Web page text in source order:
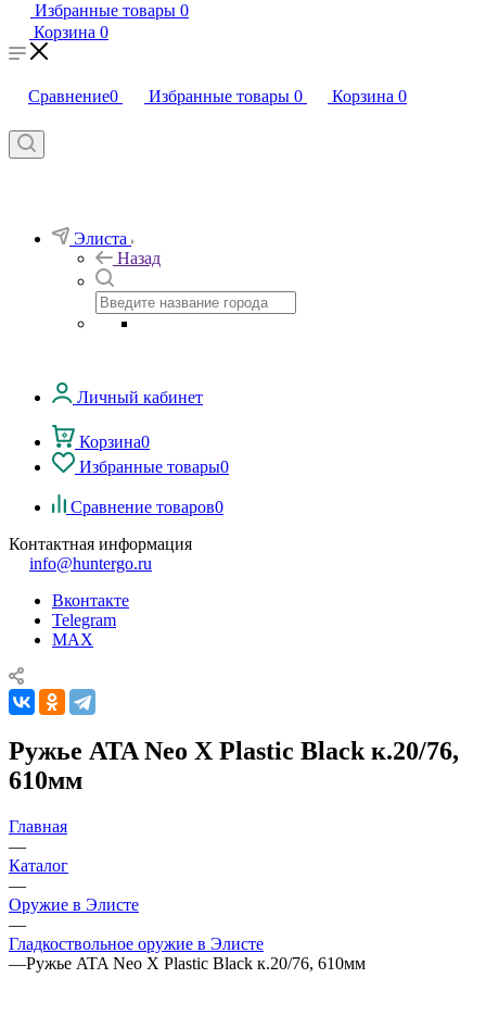
Избранные товары 0
Корзина 0
Сравнение0 Избранные товары 0 Корзина 0
Элиста
Назад
Личный кабинет
Корзина0
Избранные товары0
Сравнение товаров0
Контактная информация
info@huntergo.ru
Вконтакте
Telegram
MAX
Ружье ATA Neo X Plastic Black к.20/76,
610мм
Главная
—
Каталог
—
Оружие в Элисте
—
Гладкоствольное оружие в Элисте
—Ружье ATA Neo X Plastic Black к.20/76, 610мм